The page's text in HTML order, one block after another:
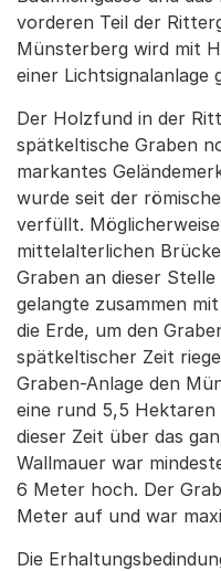
vorderen Teil der
Münsterberg wird mit
einer Lichtsignalanlage
Der Holzfund in der
spätkeltische Graben
markantes
wurde seit der
verfüllt.
mittelalterlichen
Graben an dieser
gelangte zusammen
die Erde, um den
spätkeltischer Zeit
Graben-Anlage den
eine rund 5,5 Hektaren
dieser Zeit über das
Wallmauer war
6 Meter hoch. Der
Meter auf und war
Die